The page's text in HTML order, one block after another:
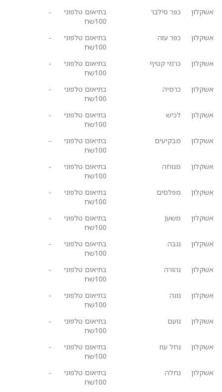
אשקלון כפר סילבר
בתיאום טלפוני
100שח
-
אשקלון כפר עזה
בתיאום טלפוני
100שח
-
אשקלון כרמי קטיף
בתיאום טלפוני
100שח
-
אשקלון כרמיה
בתיאום טלפוני
100שח
-
אשקלון לכיש
בתיאום טלפוני
100שח
-
אשקלון מבקיעים
בתיאום טלפוני
100שח
-
אשקלון מנוחה
בתיאום טלפוני
100שח
-
אשקלון מפלסים
בתיאום טלפוני
100שח
-
אשקלון משען
בתיאום טלפוני
100שח
-
אשקלון נגבה
בתיאום טלפוני
100שח
-
אשקלון נהורה
בתיאום טלפוני
100שח
-
אשקלון נוגה
בתיאום טלפוני
100שח
-
אשקלון נועם
בתיאום טלפוני
100שח
-
אשקלון נחל עוז
בתיאום טלפוני
100שח
-
אשקלון נחלה
בתיאום טלפוני
100שח
-